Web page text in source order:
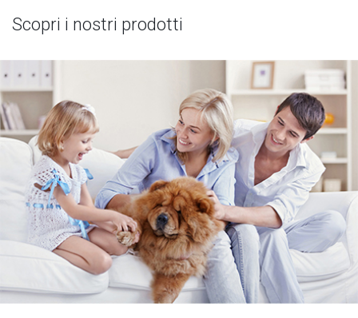
Scopri i nostri prodotti